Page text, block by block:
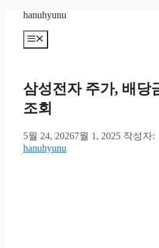
hanuhyunu
메
뉴
삼성전자 주가, 배당
조회
5월 24, 20267월 1, 2025 작성자:
hanuhyunu